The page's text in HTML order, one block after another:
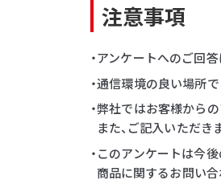
注意事項
・アンケートへのご回
・通信環境の良い場所
・弊社ではお客様から
また、ご記入いただ
・このアンケートは今
商品に関するお問い